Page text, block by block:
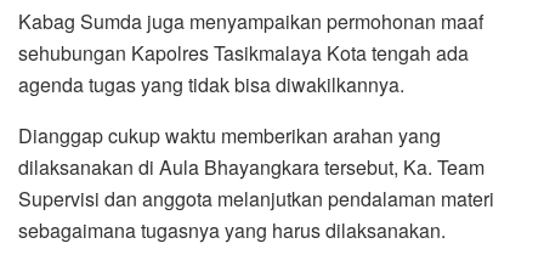
Kabag Sumda juga menyampaikan permohonan maaf
sehubungan Kapolres Tasikmalaya Kota tengah ada
agenda tugas yang tidak bisa diwakilkannya.
Dianggap cukup waktu memberikan arahan yang
dilaksanakan di Aula Bhayangkara tersebut, Ka. Team
Supervisi dan anggota melanjutkan pendalaman materi
sebagaimana tugasnya yang harus dilaksanakan.